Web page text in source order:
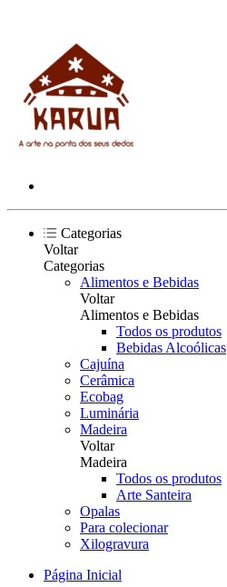
Categorias
Voltar
Categorias
Alimentos e Bebidas
Voltar
Alimentos e Bebidas
Todos os produtos
Bebidas Alcoólicas
Cajuína
Cerâmica
Ecobag
Luminária
Madeira
Voltar
Madeira
Todos os produtos
Arte Santeira
Opalas
Para colecionar
Xilogravura
Página Inicial